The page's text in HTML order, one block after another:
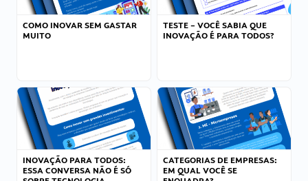
COMO INOVAR SEM GASTAR
MUITO
TESTE – VOCÊ SABIA QUE
INOVAÇÃO É PARA TODOS?
INOVAÇÃO PARA TODOS:
ESSA CONVERSA NÃO É SÓ
CATEGORIAS DE EMPRESAS:
EM QUAL VOCÊ SE